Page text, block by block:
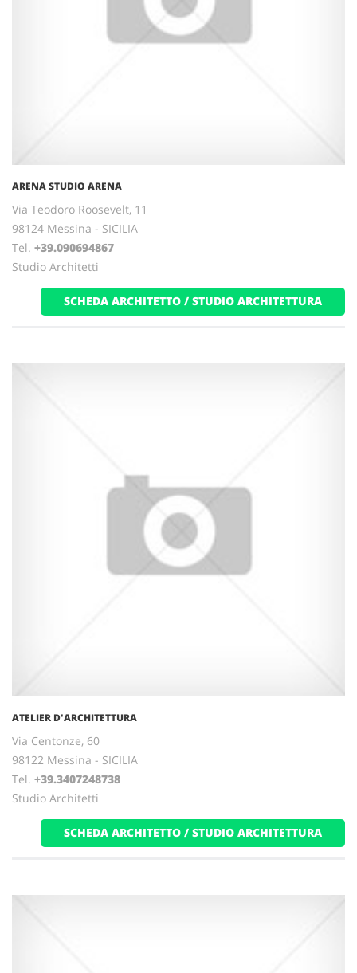
ARENA STUDIO ARENA
Via Teodoro Roosevelt, 11
98124 Messina - SICILIA
Tel. +39.090694867
Studio Architetti
SCHEDA ARCHITETTO / STUDIO ARCHITETTURA
ATELIER D'ARCHITETTURA
Via Centonze, 60
98122 Messina - SICILIA
Tel. +39.3407248738
Studio Architetti
SCHEDA ARCHITETTO / STUDIO ARCHITETTURA